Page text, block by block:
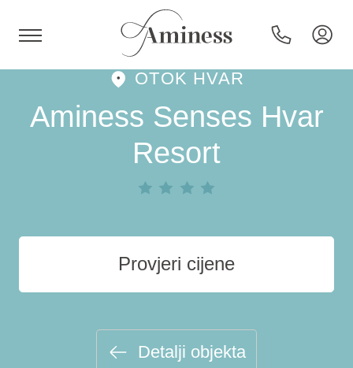
HR
Hoteli i resorti
Kampovi
Destinacije
OTOK HVAR
Aminess Senses Hvar
Resort
Provjeri cijene
Detalji objekta